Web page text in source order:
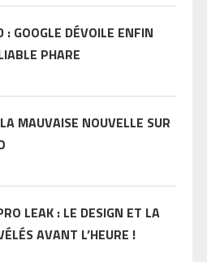
GOOGLE DÉVOILE ENFIN
PHARE
MAUVAISE NOUVELLE SUR
LEAK : LE DESIGN ET LA
AVANT L’HEURE !